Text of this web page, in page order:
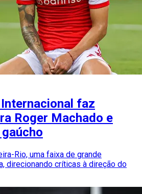
faz
Roger Machado e
Rio, uma faixa de grande
direcionando críticas à direção do